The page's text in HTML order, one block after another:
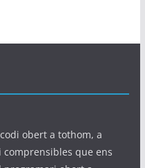
obert a tothom, a
que ens